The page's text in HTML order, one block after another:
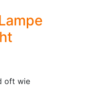
oft wie